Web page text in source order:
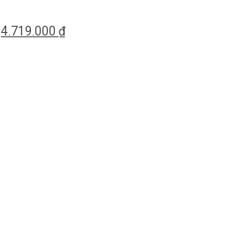
3.200.000 ₫.
Giá
4.719.000 ₫Giá